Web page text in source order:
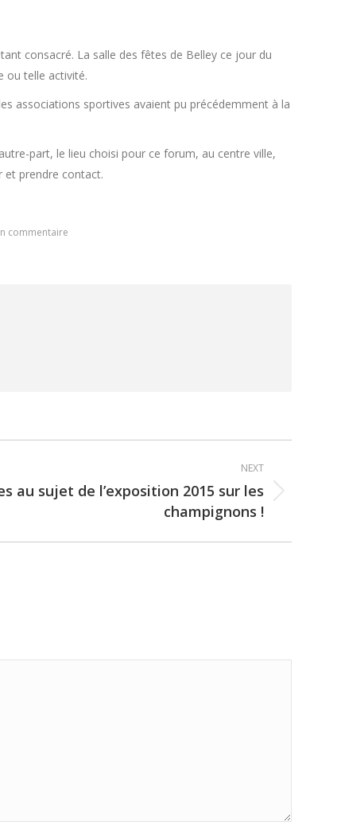
consacré. La salle des fêtes de Belley ce jour du
ou telle activité.
associations sportives avaient pu précédemment à la
part, le lieu choisi pour ce forum, au centre ville,
et prendre contact.
commentaire
NEXT
au sujet de l’exposition 2015 sur les
champignons !